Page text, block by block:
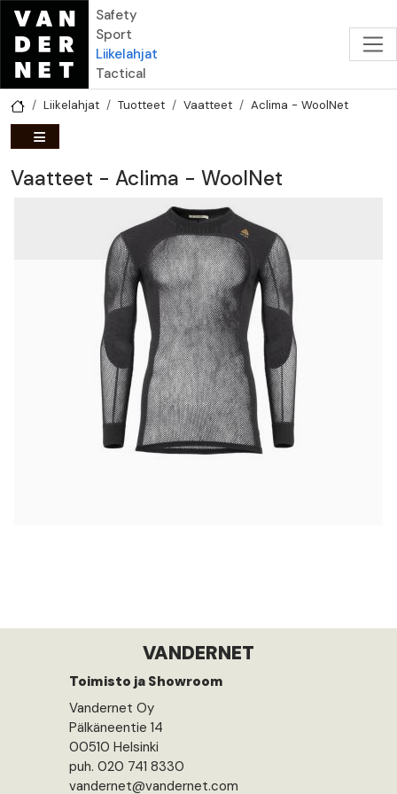
Hyppää pääsisältöön
Safety
Sport
Liikelahjat
Tactical
Liikelahjat Tuotteet Vaatteet Aclima - WoolNet
Vaatteet - Aclima - WoolNet
VANDERNET
Toimisto ja Showroom
Vandernet Oy
Pälkäneentie 14
00510 Helsinki
puh. 020 741 8330
vandernet@vandernet.com